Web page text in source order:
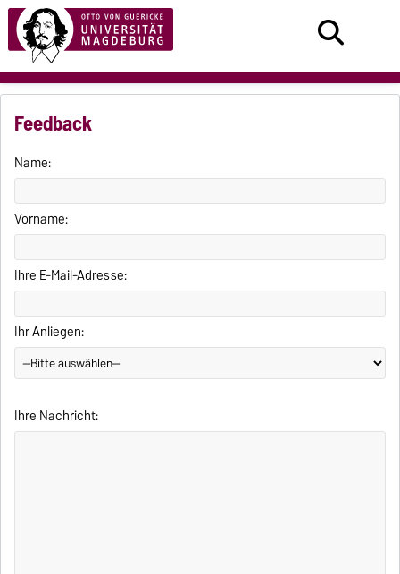
Feedback
Name:
Vorname:
Ihre E-Mail-Adresse:
Ihr Anliegen:
Ihre Nachricht: